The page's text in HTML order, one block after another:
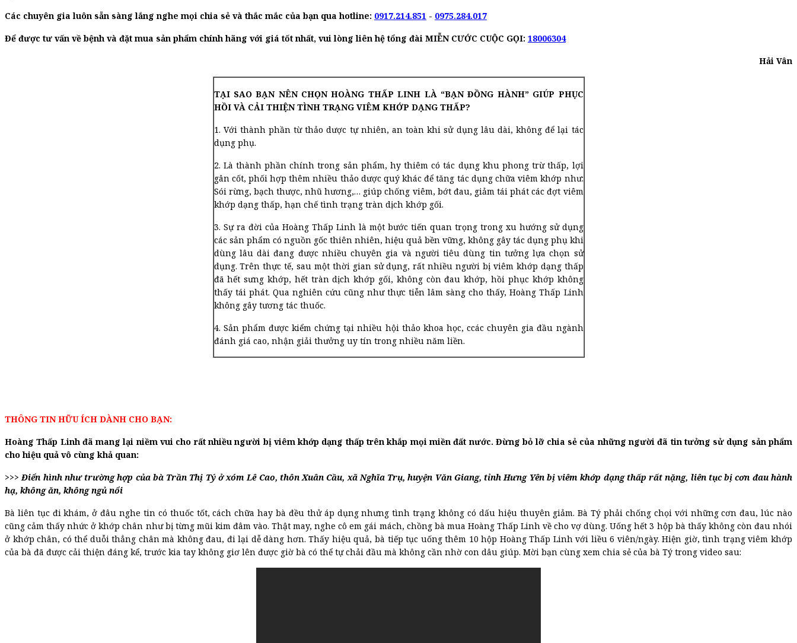
Các chuyên gia luôn sẵn sàng lắng nghe mọi chia sẻ và thắc mắc của bạn qua hotline: 0917.214.851 - 0975.284.017
Để được tư vấn về bệnh và đặt mua sản phẩm chính hãng với giá tốt nhất, vui lòng liên hệ tổng đài MIỄN CƯỚC CUỘC GỌI: 18006304
Hải Vân
TẠI SAO BẠN NÊN CHỌN HOÀNG THẤP LINH LÀ “BẠN ĐỒNG HÀNH” GIÚP PHỤC
HỒI VÀ CẢI THIỆN TÌNH TRẠNG VIÊM KHỚP DẠNG THẤP?
1. Với thành phần từ thảo dược tự nhiên, an toàn khi sử dụng lâu dài, không để lại tác
dụng phụ.
2. Là thành phần chính trong sản phẩm, hy thiêm có tác dụng khu phong trừ thấp, lợi
gân cốt, phối hợp thêm nhiều thảo dược quý khác để tăng tác dụng chữa viêm khớp như:
Sói rừng, bạch thược, nhũ hương,… giúp chống viêm, bớt đau, giảm tái phát các đợt viêm
khớp dạng thấp, hạn chế tình trạng tràn dịch khớp gối.
3. Sự ra đời của Hoàng Thấp Linh là một bước tiến quan trọng trong xu hướng sử dụng
các sản phẩm có nguồn gốc thiên nhiên, hiệu quả bền vững, không gây tác dụng phụ khi
dùng lâu dài đang được nhiều chuyên gia và người tiêu dùng tin tưởng lựa chọn sử
dụng. Trên thực tế, sau một thời gian sử dụng, rất nhiều người bị viêm khớp dạng thấp
đã hết sưng khớp, hết tràn dịch khớp gối, không còn đau khớp, hồi phục khớp không
thấy tái phát. Qua nghiên cứu cũng như thực tiễn lâm sàng cho thấy, Hoàng Thấp Linh
không gây tương tác thuốc.
4. Sản phẩm được kiểm chứng tại nhiều hội thảo khoa học, ccác chuyên gia đầu ngành
đánh giá cao, nhận giải thưởng uy tín trong nhiều năm liền.
THÔNG TIN HỮU ÍCH DÀNH CHO BẠN:
Hoàng Thấp Linh đã mang lại niềm vui cho rất nhiều người bị viêm khớp dạng thấp trên khắp mọi miền đất nước. Đừng bỏ lỡ chia sẻ của những người đã tin tưởng sử dụng sản phẩm
cho hiệu quả vô cùng khả quan:
>>>Điển hình như trường hợp của bà Trần Thị Tý ở xóm Lê Cao, thôn Xuân Cầu, xã Nghĩa Trụ, huyện Văn Giang, tỉnh Hưng Yên bị viêm khớp dạng thấp rất nặng, liên tục bị cơn đau hành
hạ, không ăn, không ngủ nổi
Bà liên tục đi khám, ở đâu nghe tin có thuốc tốt, cách chữa hay bà đều thử áp dụng nhưng tình trạng không có dấu hiệu thuyên giảm. Bà Tý phải chống chọi với những cơn đau, lúc nào
cũng cảm thấy nhức ở khớp chân như bị từng mũi kim đâm vào. Thật may, nghe cô em gái mách, chồng bà mua Hoàng Thấp Linh về cho vợ dùng. Uống hết 3 hộp bà thấy không còn đau nhói
ở khớp chân, có thể duỗi thẳng chân mà không đau, đi lại dễ dàng hơn. Thấy hiệu quả, bà tiếp tục uống thêm 10 hộp Hoàng Thấp Linh với liều 6 viên/ngày. Hiện giờ, tình trạng viêm khớp
của bà đã được cải thiện đáng kể, trước kia tay không giơ lên được giờ bà có thể tự chải đầu mà không cần nhờ con dâu giúp. Mời bạn cùng xem chia sẻ của bà Tý trong video sau: